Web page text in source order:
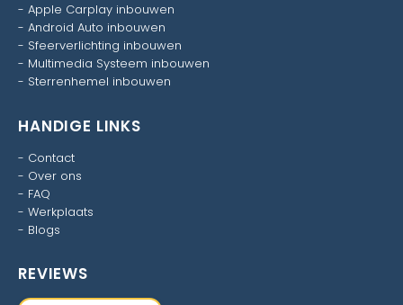
- Apple Carplay inbouwen
- Android Auto inbouwen
- Sfeerverlichting inbouwen
- Multimedia Systeem inbouwen
- Sterrenhemel inbouwen
HANDIGE LINKS
- Contact
- Over ons
- FAQ
- Werkplaats
- Blogs
REVIEWS